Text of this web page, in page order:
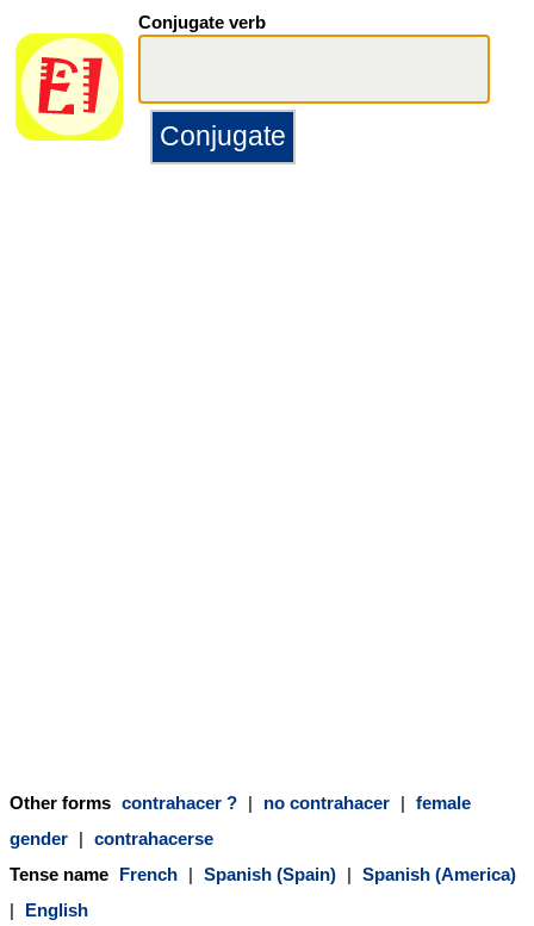
Conjugate verb
Other forms contrahacer ? | no contrahacer | female
gender | contrahacerse
Tense name French | Spanish (Spain) | Spanish (America)
|
English